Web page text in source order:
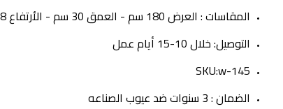
المقاسات : العرض 180 سم - العمق 30 سم - الأرتفاع 48 سم
التوصيل: خلال 10-15 أيام عمل
SKU:w-145
الضمان : 3 سنوات ضد عيوب الصناعه